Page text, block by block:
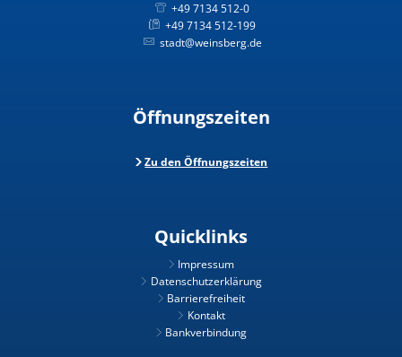
+49 7134 512-0
+49 7134 512-199
stadt@weinsberg.de
Öffnungszeiten
Zu den Öffnungszeiten
Quicklinks
Impressum
Datenschutzerklärung
Barrierefreiheit
Kontakt
Bankverbindung